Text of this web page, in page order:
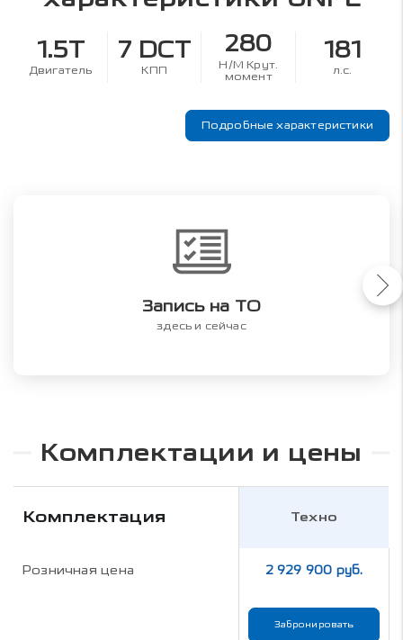
1.5T
Двигатель
7 DCT
КПП
280
Н/М Крут.
момент
181
л.с.
Подробные характеристики
Запись на ТО
здесь и сейчас
Комплектации и цены
Комплектация Техно
Розничная цена 2 929 900 руб.
Забронировать